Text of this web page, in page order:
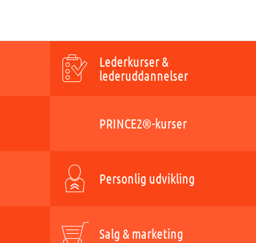
Lederkurser &
lederuddannelser
PRINCE2®-kurser
Personlig udvikling
Salg & marketing